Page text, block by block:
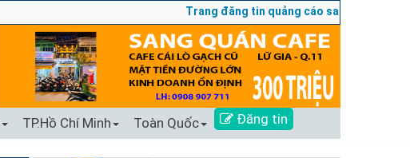
Trang đăng tin quảng cáo sang nhượng số 1
TP.Hồ Chí Minh Toàn Quốc Đăng tin